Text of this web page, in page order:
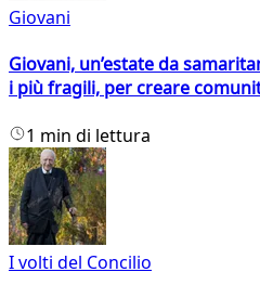
Giovani
Giovani, un’estate da
i più fragili, per creare
1 min di lettura
I volti del Concilio